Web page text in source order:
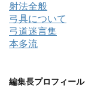
射法全般
弓具について
弓道迷言集
本多流
編集長プロフィール